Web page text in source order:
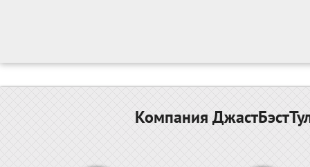
Компания